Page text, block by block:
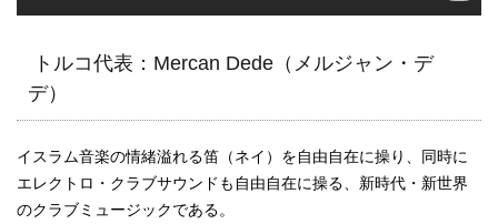
トルコ代表：Mercan Dede（メルジャン・デ
デ）
イスラム音楽の情緒溢れる笛（ネイ）を自由自在に操り、同時に
エレクトロ・クラブサウンドも自由自在に操る、新時代・新世界
のクラブミュージックである。